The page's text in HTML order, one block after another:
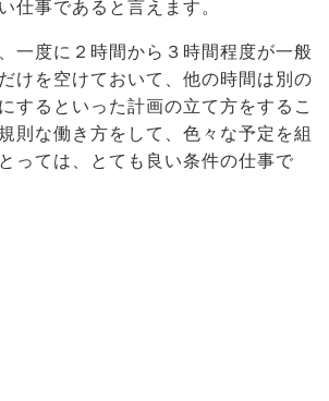
仕事であると言えます。
一度に２時間から３時間程度が一般
けを空けておいて、他の時間は別の
するといった計画の立て方をするこ
則な働き方をして、色々な予定を組
っては、とても良い条件の仕事で